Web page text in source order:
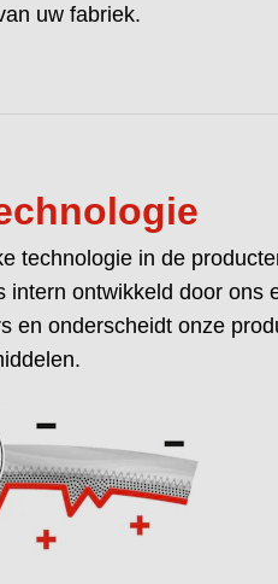
uw fabriek.
technologie in de
intern ontwikkeld door ons
en onderscheidt onze